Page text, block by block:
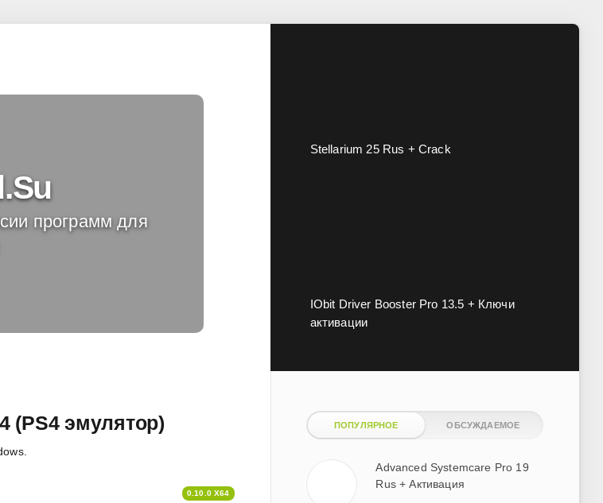
программ для
Stellarium 25 Rus + Crack
IObit Driver Booster Pro 13.5 + Ключи
активации
(PS4 эмулятор)
0.10.0 X64
ПОПУЛЯРНОЕ ОБСУЖДАЕМОЕ
Advanced Systemcare Pro 19
Rus + Активация